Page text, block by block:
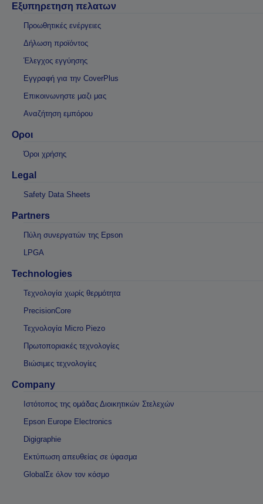
Εξυπηρετηση πελατων
Προωθητικές ενέργειες
Δήλωση προϊόντος
Έλεγχος εγγύησης
Εγγραφή για την CoverPlus
Επικοινωνηστε μαζι μας
Αναζήτηση εμπόρου
Οροι
Όροι χρήσης
Legal
Safety Data Sheets
Partners
Πύλη συνεργατών της Epson
LPGA
Technologies
Τεχνολογία χωρίς θερμότητα
PrecisionCore
Τεχνολογία Micro Piezo
Πρωτοποριακές τεχνολογίες
Βιώσιμες τεχνολογίες
Company
Ιστότοπος της ομάδας Διοικητικών Στελεχών
Epson Europe Electronics
Digigraphie
Εκτύπωση απευθείας σε ύφασμα
GlobalΣε όλον τον κόσμο